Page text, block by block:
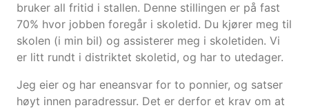
bruker all fritid i stallen. Denne stillingen er på fast
70% hvor jobben foregår i skoletid. Du kjører meg til
skolen (i min bil) og assisterer meg i skoletiden. Vi
er litt rundt i distriktet skoletid, og har to utedager.
Jeg eier og har eneansvar for to ponnier, og satser
høyt innen paradressur. Det er derfor et krav om at